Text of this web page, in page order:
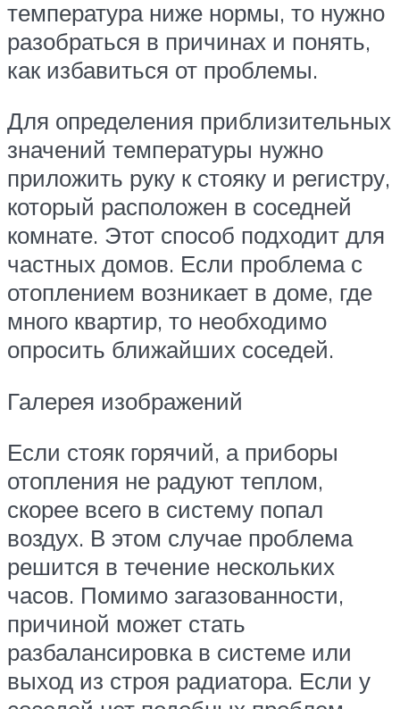
температура ниже нормы, то нужно
разобраться в причинах и понять,
как избавиться от проблемы.
Для определения приблизительных
значений температуры нужно
приложить руку к стояку и регистру,
который расположен в соседней
комнате. Этот способ подходит для
частных домов. Если проблема с
отоплением возникает в доме, где
много квартир, то необходимо
опросить ближайших соседей.
Галерея изображений
Если стояк горячий, а приборы
отопления не радуют теплом,
скорее всего в систему попал
воздух. В этом случае проблема
решится в течение нескольких
часов. Помимо загазованности,
причиной может стать
разбалансировка в системе или
выход из строя радиатора. Если у